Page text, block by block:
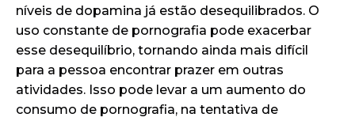
níveis de dopamina já estão desequilibrados. O
uso constante de pornografia pode exacerbar
esse desequilíbrio, tornando ainda mais difícil
para a pessoa encontrar prazer em outras
atividades. Isso pode levar a um aumento do
consumo de pornografia, na tentativa de